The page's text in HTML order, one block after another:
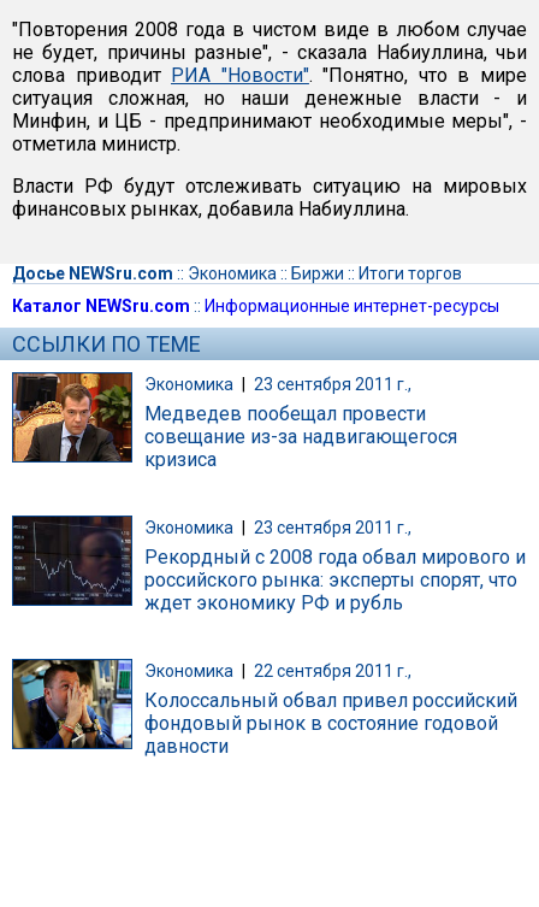
"Повторения 2008 года в чистом виде в любом случае
не будет, причины разные", - сказала Набиуллина, чьи
слова приводит РИА "Новости". "Понятно, что в мире
ситуация сложная, но наши денежные власти - и
Минфин, и ЦБ - предпринимают необходимые меры", -
отметила министр.
Власти РФ будут отслеживать ситуацию на мировых
финансовых рынках, добавила Набиуллина.
Досье NEWSru.com :: Экономика :: Биржи :: Итоги торгов
Каталог NEWSru.com :: Информационные интернет-ресурсы
ССЫЛКИ ПО ТЕМЕ
Экономика | 23 сентября 2011 г.,
Медведев пообещал провести
совещание из-за надвигающегося
кризиса
Экономика 23 сентября 2011 г.,
Рекордный с 2008 года обвал мирового и
российского рынка: эксперты спорят, что
ждет экономику РФ и рубль
Экономика 22 сентября 2011 г.,
Колоссальный обвал привел российский
фондовый рынок в состояние годовой
давности